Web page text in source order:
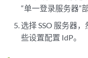
“单一登录服务器”
选择 SSO 服务器
些设置配置 IdP。